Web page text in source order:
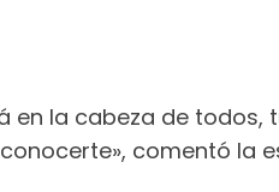
en la cabeza de
comentó la